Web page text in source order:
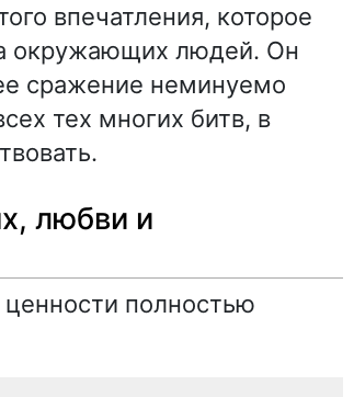
впечатления, которое
окружающих людей. Он
сражение неминуемо
тех многих битв, в
любви и
полностью